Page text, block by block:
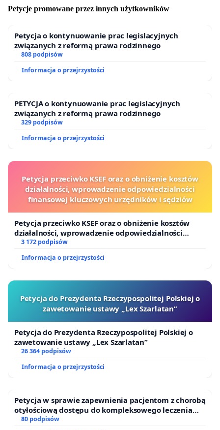
Petycje promowane przez innych użytkowników
Petycja o kontynuowanie prac legislacyjnych
związanych z reformą prawa rodzinnego
808 podpisów
Informacja o przejrzystości
PETYCJA o kontynuowanie prac legislacyjnych
związanych z reformą prawa rodzinnego
329 podpisów
Informacja o przejrzystości
Petycja przeciwko KSEF oraz o obniżenie kosztów
działalności, wprowadzenie odpowiedzialności
finansowej kluczowych urzędników i sędziów
Petycja przeciwko KSEF oraz o obniżenie kosztów
działalności, wprowadzenie odpowiedzialności
finansowej kluczowych urzędników i sędziów
3 172 podpisów
Informacja o przejrzystości
Petycja do Prezydenta Rzeczypospolitej Polskiej o
zawetowanie ustawy „Lex Szarlatan”
Petycja do Prezydenta Rzeczypospolitej Polskiej o
zawetowanie ustawy „Lex Szarlatan”
26 364 podpisów
Informacja o przejrzystości
Petycja w sprawie zapewnienia pacjentom z chorobą
otyłościową dostępu do kompleksowego leczenia
oraz programów profilaktycznych.
80 podpisów